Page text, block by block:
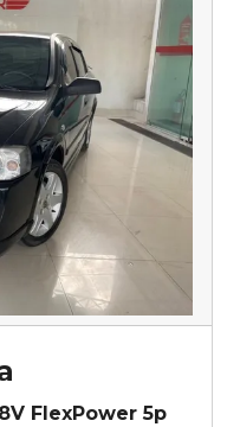
FlexPower 5p